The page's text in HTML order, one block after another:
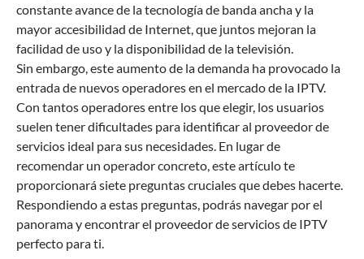
constante avance de la tecnología de banda ancha y la
mayor accesibilidad de Internet, que juntos mejoran la
facilidad de uso y la disponibilidad de la televisión.
Sin embargo, este aumento de la demanda ha provocado la
entrada de nuevos operadores en el mercado de la IPTV.
Con tantos operadores entre los que elegir, los usuarios
suelen tener dificultades para identificar al proveedor de
servicios ideal para sus necesidades. En lugar de
recomendar un operador concreto, este artículo te
proporcionará siete preguntas cruciales que debes hacerte.
Respondiendo a estas preguntas, podrás navegar por el
panorama y encontrar el proveedor de servicios de IPTV
perfecto para ti.